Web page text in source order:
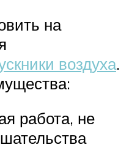
на
воздуха.
работа, не